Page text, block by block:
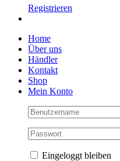
Registrieren
Home
Über uns
Händler
Kontakt
Shop
Mein Konto
Eingeloggt bleiben